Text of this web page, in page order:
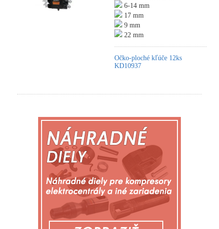
6-14 mm
17 mm
9 mm
22 mm
Očko-ploché kľúče 12ks
KD10937